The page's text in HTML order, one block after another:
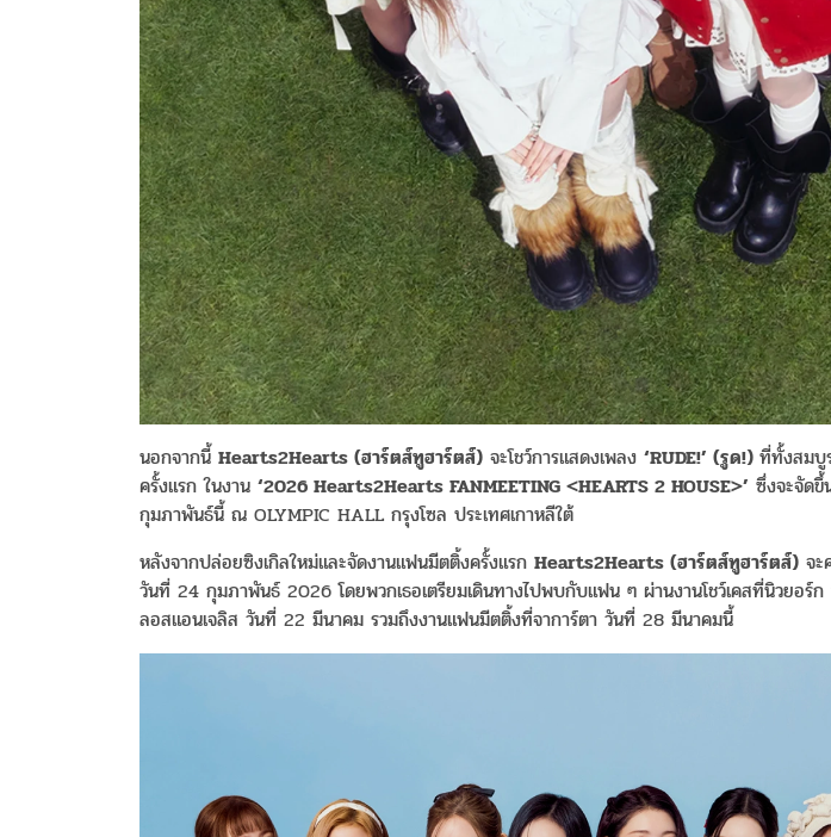
นอกจากนี้ Hearts2Hearts (ฮาร์ตส์ทูฮาร์ตส์) จะโชว์การแสดงเพลง ‘RUDE!’ (รูด!) ที่ทั้งสมบู
ครั้งแรก ในงาน ‘2026 Hearts2Hearts FANMEETING <HEARTS 2 HOUSE>’ ซึ่งจะจัด
กุมภาพันธ์นี้ ณ OLYMPIC HALL กรุงโซล ประเทศเกาหลีใต้
หลังจากปล่อยซิงเกิลใหม่และจัดงานแฟนมีตติ้งครั้งแรก Hearts2Hearts (ฮาร์ตส์ทูฮาร์ตส์) จ
วันที่ 24 กุมภาพันธ์ 2026 โดยพวกเธอเตรียมเดินทางไปพบกับแฟน ๆ ผ่านงานโชว์เคสที่นิวยอร์
ลอสแอนเจลิส วันที่ 22 มีนาคม รวมถึงงานแฟนมีตติ้งที่จาการ์ตา วันที่ 28 มีนาคมนี้